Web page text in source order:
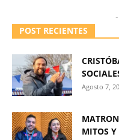
-
POST RECIENTES
Agosto 7,
MITOS